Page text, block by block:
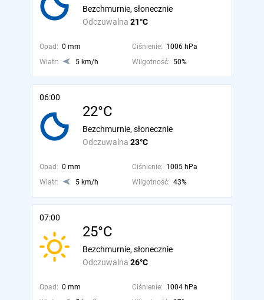
Odczuwalna 21°C
Bezchmurnie, słonecznie
Opad: 0 mm Ciśnienie: 1006 hPa
Wiatr:
5 km/h Wilgotność: 50%
06:00
22°C
Odczuwalna 23°C
Bezchmurnie, słonecznie
Opad: 0 mm Ciśnienie: 1005 hPa
Wiatr:
5 km/h Wilgotność: 43%
07:00
25°C
Odczuwalna 26°C
Bezchmurnie, słonecznie
Opad: 0 mm Ciśnienie: 1004 hPa